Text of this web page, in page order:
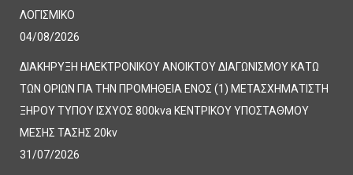
ΛΟΓΙΣΜΙΚΟ
04/08/2026
ΔΙΑΚΗΡΥΞΗ ΗΛΕΚΤΡΟΝΙΚΟΥ ΑΝΟΙΚΤΟΥ ΔΙΑΓΩΝΙΣΜΟΥ ΚΑΤΩ
ΤΩΝ ΟΡΙΩΝ ΓΙΑ ΤΗΝ ΠΡΟΜΗΘΕΙΑ ΕΝΟΣ (1) ΜΕΤΑΣΧΗΜΑΤΙΣΤΗ
ΞΗΡΟΥ ΤΥΠΟΥ ΙΣΧΥΟΣ 800kva ΚΕΝΤΡΙΚΟΥ ΥΠΟΣΤΑΘΜΟΥ
ΜΕΣΗΣ ΤΑΣΗΣ 20kv
31/07/2026